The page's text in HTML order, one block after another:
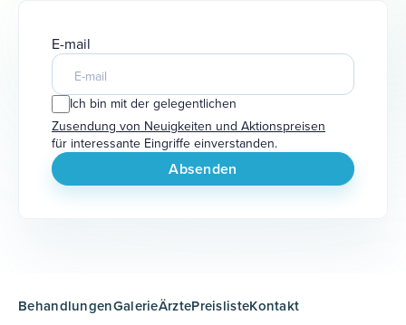
E-mail
Ich bin mit der gelegentlichen
Zusendung von Neuigkeiten und Aktionspreisen
für interessante Eingriffe einverstanden.
BehandlungenGalerieÄrztePreislisteKontakt